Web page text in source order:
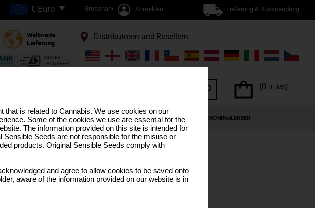
Grosshandel Anmelden Lieferung & Rücksendung
Distributoren und Resellern
(0 ITEMS)
USA ZÜCHTUNGEN BULK-SAMEN CANNABIS-TERPENE SONDERANGEBOTE MONDKALENDER
Hybrid
GEBINDE
is related to Cannabis. We use cookies on our
Some of the cookies we use are essential for the
The information provided on this site is intended for
Seeds are not responsible for the misuse or
products. Original Sensible Seeds comply with
and agree to allow cookies to be saved onto
aware of the information provided on our website is in